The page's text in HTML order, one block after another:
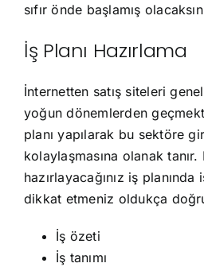
sıfır önde başlamış
İş Planı Hazırlama
İnternetten satış siteleri
yoğun dönemlerden
planı yapılarak bu sektöre
kolaylaşmasına olanak tanır.
hazırlayacağınız iş
dikkat etmeniz oldukça
İş özeti
İş tanımı